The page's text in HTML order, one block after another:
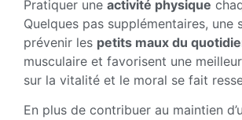
Pratiquer une activité physique
Quelques pas supplémentaires, une
prévenir les petits maux du
musculaire et favorisent une
sur la vitalité et le moral se fait
En plus de contribuer au maintien